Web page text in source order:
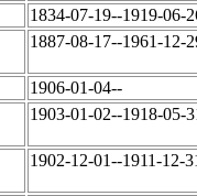
1834-07-19--1919-06-
1887-08-17--1961-12-
1906-01-04--
1903-01-02--1918-05-
1902-12-01--1911-12-